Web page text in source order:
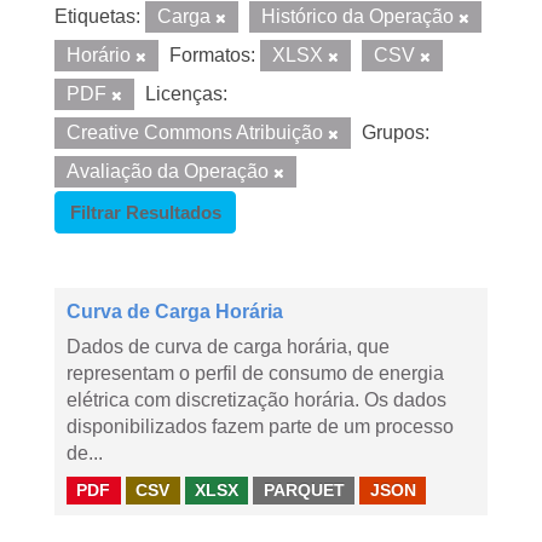
Etiquetas: Carga
Histórico da Operação
Horário
Formatos: XLSX
CSV
PDF
Licenças:
Creative Commons Atribuição
Grupos:
Avaliação da Operação
Filtrar Resultados
Curva de Carga Horária
Dados de curva de carga horária, que
representam o perfil de consumo de energia
elétrica com discretização horária. Os dados
disponibilizados fazem parte de um processo
de...
PDF CSV XLSX PARQUET JSON